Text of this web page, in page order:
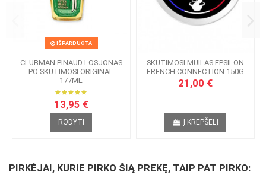
IŠPARDUOTA
CLUBMAN PINAUD LOSJONAS
PO SKUTIMOSI ORIGINAL
177ML
13,95 €
RODYTI
SKUTIMOSI MUILAS EPSILON
FRENCH CONNECTION 150G
21,00 €
Į KREPŠELĮ
PIRKĖJAI, KURIE PIRKO ŠIĄ PREKĘ, TAIP PAT PIRKO: